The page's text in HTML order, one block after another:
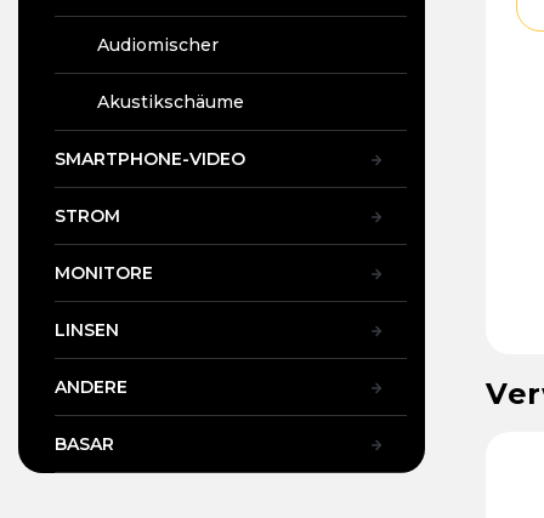
Audiomischer
Akustikschäume
SMARTPHONE-VIDEO
STROM
MONITORE
LINSEN
ANDERE
BASAR